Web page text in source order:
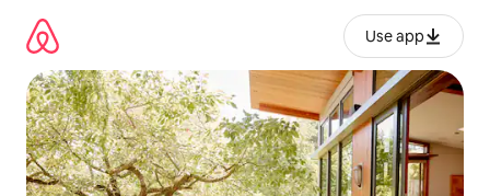
kwenda
kwenye
maudhui
Use app